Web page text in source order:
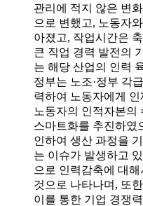
관리에 적지 않은 변
으로 변했고, 노동자
아졌고, 작업시간은
큰 직업 경력 발전의
는 해당 산업의 인력
정부는 노조·정부 각
력하여 노동자에게
노동자의 인적자본의
스마트화를 추진하였
인하여 생산 과정을
는 이슈가 발생하고
으로 인력감축에 대
것으로 나타나며, 또
이를 통한 기업 경쟁